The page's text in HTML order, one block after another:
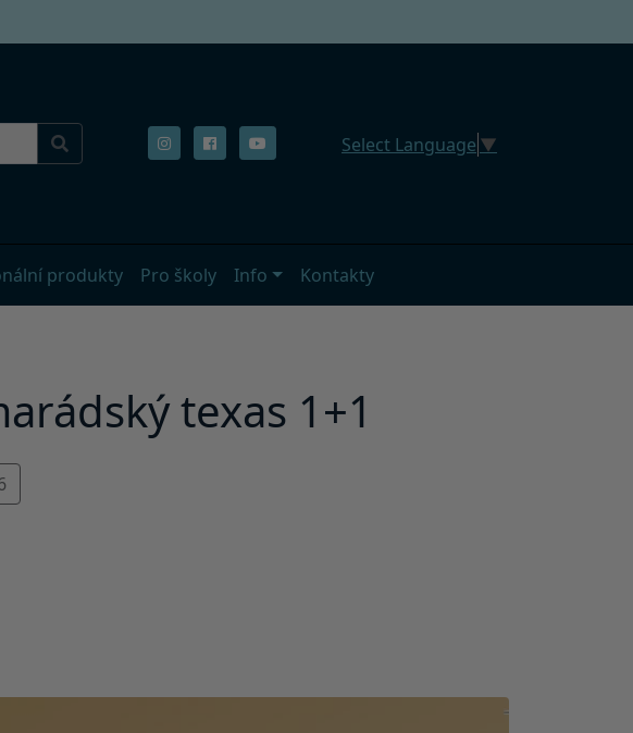
Select Language ▼
produkty Pro školy Info Kontakty
texas 1+1